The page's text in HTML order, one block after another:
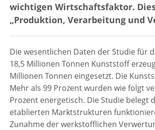
wichtigen Wirtschaftsfaktor.
„Produktion, Verarbeitung und
Die wesentlichen Daten der Studie für
18,5 Millionen Tonnen Kunststoff
Millionen Tonnen eingesetzt. Die
Mehr als 99 Prozent wurden wie folgt
Prozent energetisch. Die Studie
etablierten Marktstrukturen
Zunahme der werkstofflichen